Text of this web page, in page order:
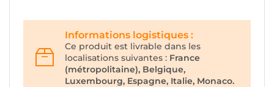
Informations logistiques :
Ce produit est livrable dans les
localisations suivantes : France
(métropolitaine), Belgique,
Luxembourg, Espagne, Italie, Monaco.